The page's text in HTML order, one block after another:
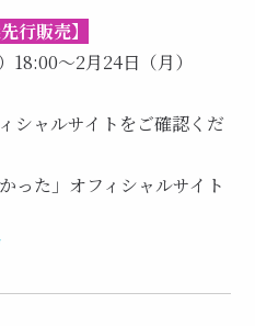
行販売】
18:00～2月24日（月）
シャルサイトをご確認くだ
った」オフィシャルサイト